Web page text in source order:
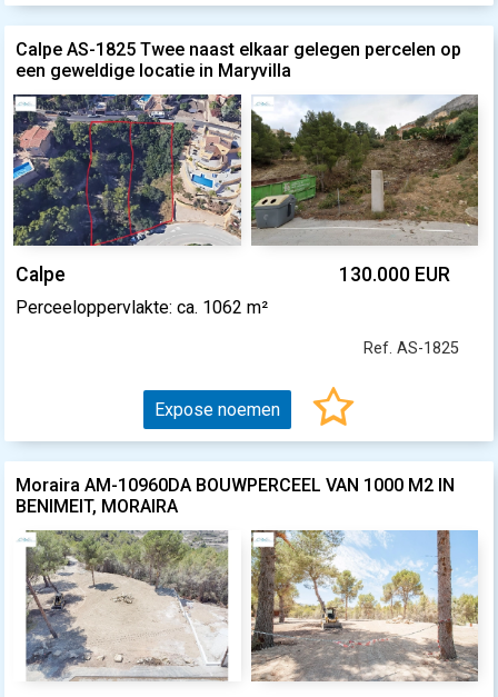
Calpe AS-1825 Twee naast elkaar gelegen percelen op
een geweldige locatie in Maryvilla
Calpe 130.000 EUR
Perceeloppervlakte: ca. 1062 m²
Ref. AS-1825
Expose noemen
Moraira AM-10960DA BOUWPERCEEL VAN 1000 M2 IN
BENIMEIT, MORAIRA